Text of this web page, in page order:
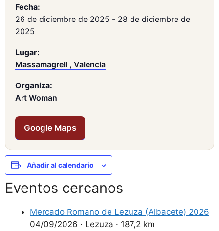
Fecha:
26 de diciembre de 2025 - 28 de diciembre de
2025
Lugar:
Massamagrell , Valencia
Organiza:
Art Woman
Google Maps
Añadir al calendario
Eventos cercanos
Mercado Romano de Lezuza (Albacete) 2026
04/09/2026 · Lezuza · 187,2 km